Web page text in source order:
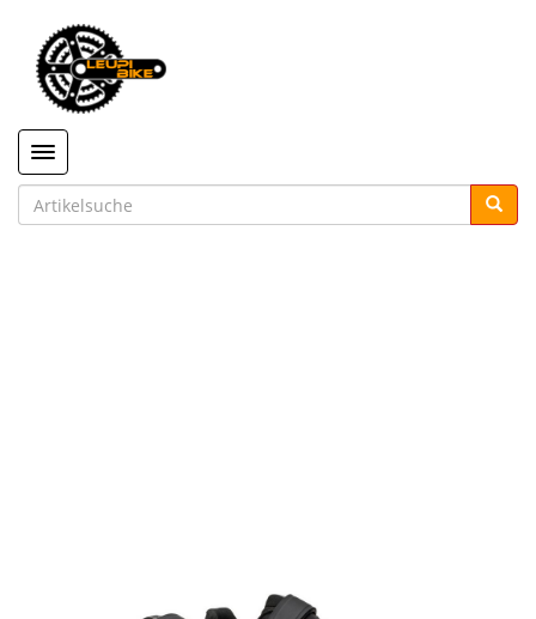
Toggle navigation